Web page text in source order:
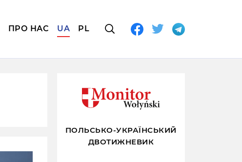
ПРО НАС UA PL
ПОЛЬСЬКО-УКРАЇНСЬКИЙ
ДВОТИЖНЕВИК